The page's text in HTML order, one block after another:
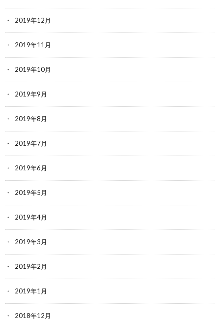
2019年12月
2019年11月
2019年10月
2019年9月
2019年8月
2019年7月
2019年6月
2019年5月
2019年4月
2019年3月
2019年2月
2019年1月
2018年12月